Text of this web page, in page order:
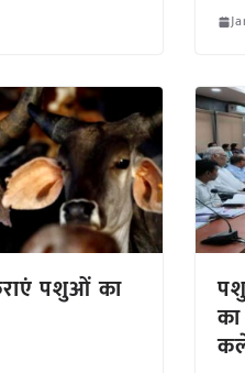
पशुओं का